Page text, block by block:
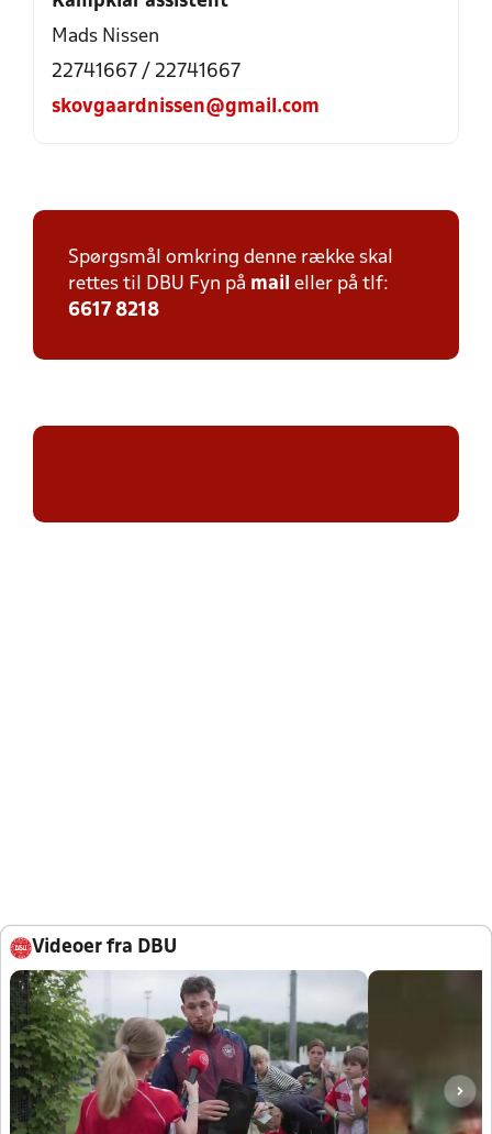
Mads Nissen
22741667 / 22741667
skovgaardnissen@gmail.com
Spørgsmål omkring denne række skal
rettes til DBU Fyn på mail eller på tlf:
6617 8218
Videoer fra DBU